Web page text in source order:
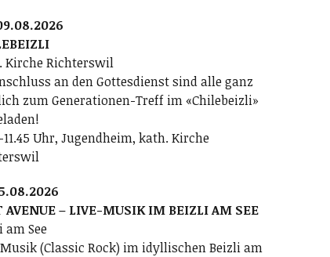
Kirche Richterswil
an den Gottesdienst sind alle ganz
zum Generationen-Treff im «Chilebeizli»
11.45 Uhr, Jugendheim, kath. Kirche
AVENUE – LIVE-MUSIK IM BEIZLI AM SEE
am See
(Classic Rock) im idyllischen Beizli am